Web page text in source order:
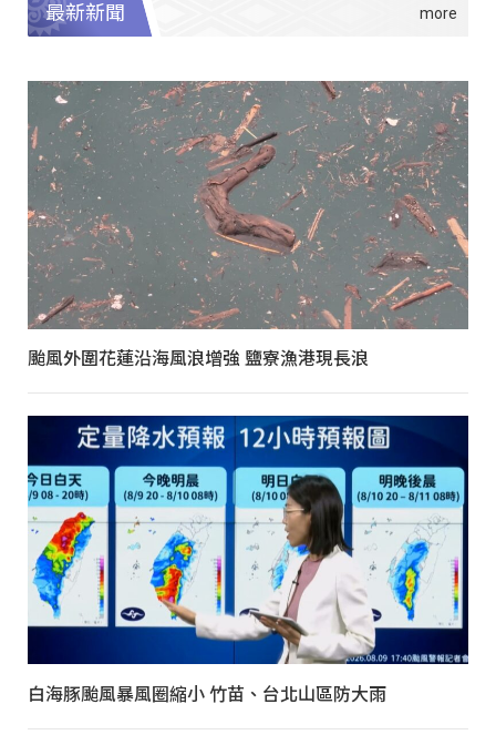
最新新聞
颱風外圍花蓮沿海風浪增強 鹽寮漁港現長浪
白海豚颱風暴風圈縮小 竹苗、台北山區防大雨